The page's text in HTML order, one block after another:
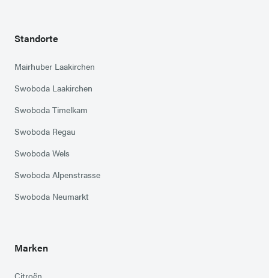
Standorte
Mairhuber Laakirchen
Swoboda Laakirchen
Swoboda Timelkam
Swoboda Regau
Swoboda Wels
Swoboda Alpenstrasse
Swoboda Neumarkt
Marken
Citroën